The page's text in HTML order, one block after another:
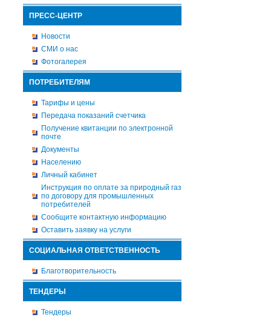
ПРЕСС-ЦЕНТР
Новости
СМИ о нас
Фотогалерея
ПОТРЕБИТЕЛЯМ
Тарифы и цены
Передача показаний счетчика
Получение квитанции по электронной
почте
Документы
Населению
Личный кабинет
Инструкция по оплате за природный газ
по договору для промышленных
потребителей
Сообщите контактную информацию
Оставить заявку на услуги
СОЦИАЛЬНАЯ ОТВЕТСТВЕННОСТЬ
Благотворительность
ТЕНДЕРЫ
Тендеры